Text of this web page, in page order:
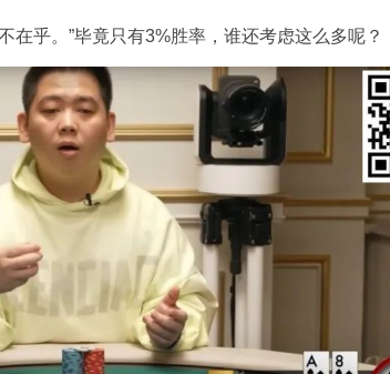
在乎。”毕竟只有3%胜率，谁还考虑这么多呢？